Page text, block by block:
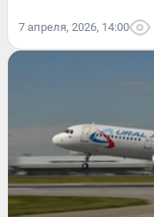
7 апреля, 2026, 14:00